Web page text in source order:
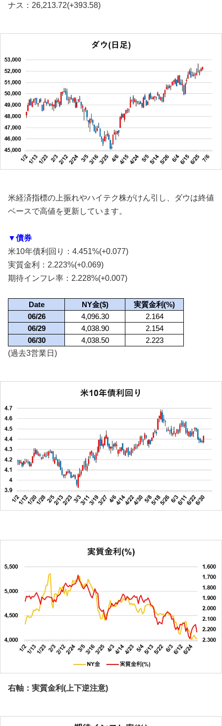
ナス：26,213.72(+393.58)
米経済指標の上振れやハイテク株がけん引し、ダウは終値
ベースで高値を更新しています。
▼債券
米10年債利回り：4.451%(+0.077)
実質金利：2.223%(+0.069)
期待インフレ率：2.228%(+0.007)
Date NY金($)
実質金利(%)
06/26
4,096.30
2.164
06/29
4,038.90
2.154
06/30
4,038.50 2.223
(過去3営業日)
右軸：実質金利(上下逆注意)